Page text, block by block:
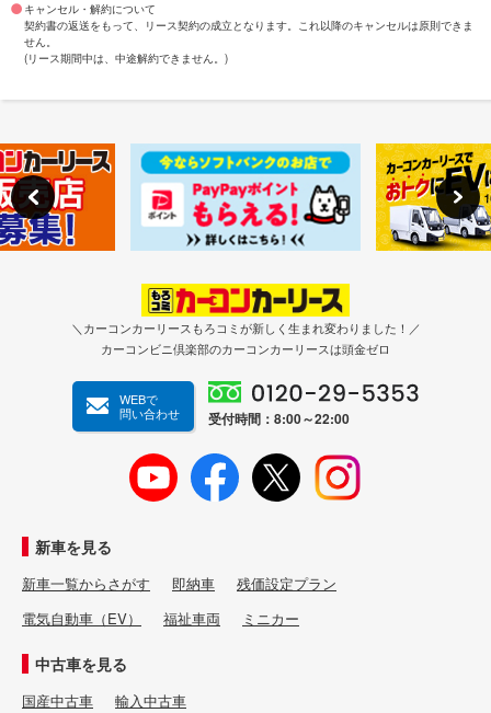
キャンセル・解約について
契約書の返送をもって、リース契約の成立となります。これ以降のキャンセルは原則できま
せん。
(リース期間中は、中途解約できません。)
＼カーコンカーリースもろコミが新しく生まれ変わりました！／
カーコンビニ倶楽部のカーコンカーリースは頭金ゼロ
WEBで
問い合わせ
受付時間：8:00～22:00
新車を見る
新車一覧からさがす 即納車
残価設定プラン
電気自動車（EV）
福祉車両 ミニカー
中古車を見る
国産中古車 輸入中古車